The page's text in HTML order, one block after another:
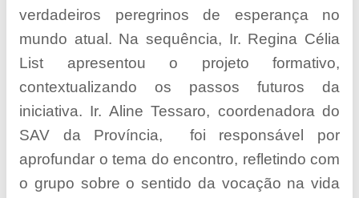
verdadeiros peregrinos de esperança no
mundo atual. Na sequência, Ir. Regina Célia
List apresentou o projeto formativo,
contextualizando os passos futuros da
iniciativa. Ir. Aline Tessaro, coordenadora do
SAV da Província,
foi responsável por
aprofundar o tema do encontro, refletindo com
o grupo sobre o sentido da vocação na vida